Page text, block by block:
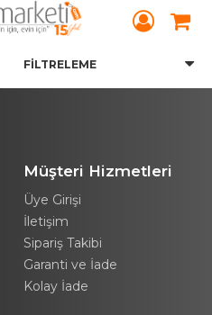
FILTRELEME
Müşteri Hizmetleri
Üye Girişi
İletişim
Sipariş Takibi
Garanti ve İade
Kolay İade